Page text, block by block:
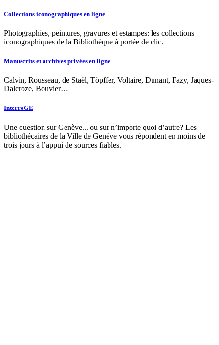
Collections iconographiques en ligne
Photographies, peintures, gravures et estampes: les collections
iconographiques de la Bibliothèque à portée de clic.
Manuscrits et archives privées en ligne
Calvin, Rousseau, de Staël, Töpffer, Voltaire, Dunant, Fazy, Jaques-
Dalcroze, Bouvier…
InterroGE
Une question sur Genève... ou sur n’importe quoi d’autre? Les
bibliothécaires de la Ville de Genève vous répondent en moins de
trois jours à l’appui de sources fiables.